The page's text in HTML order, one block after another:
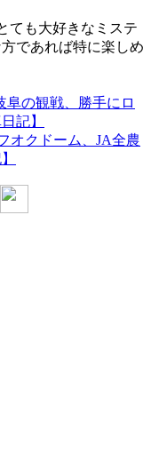
ても大好きなミステ
であれば特に楽しめ
阜の観戦、勝手にロ
記】
オクドーム、JA全農